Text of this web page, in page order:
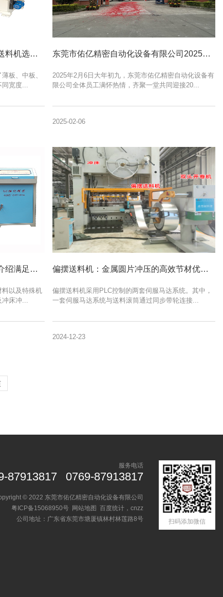
冲床周边自动化设备卷料三合一送料机选都有哪些选配装置？
板、中板、
宽度...
东莞市佑亿精密自动化设备有限公司2025年蛇年开工大吉！
2025年2月6日大年初九，东莞市佑亿精密自动化设备有
限公司全体员工满怀热情，齐聚一堂共同迎接20...
2025-02-06
佑亿精密伺服送料机新机型功能介绍满足不同材料不同冲床使用要求
以及特殊机
冲床冲...
偏摆送料机：金属圆片冲压的高效节材优选方案
偏摆送料机采用PLC控制的两套伺服马达系统。其中，
一套伺服马达系统与送料滚筒通过同步带轮连接...
2024-12-23
扫码添加微信
服务电话
87913817 0769-87913817
© 2022 东莞市佑亿精密自动化设备有限公司
粤ICP备15068950号 网站地图 百度统计，cnzz
公司地址：广东省东莞市塘厦镇林村林莲路8号